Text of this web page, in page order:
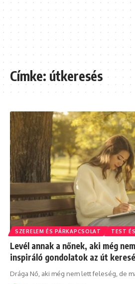
Címke:útkeresés
SZERELEM ÉS PÁRKAPCSOLAT TEST
Levél annak a nőnek, aki még
inspiráló gondolatok az út
Drága Nő, aki még nem lett feleség, de